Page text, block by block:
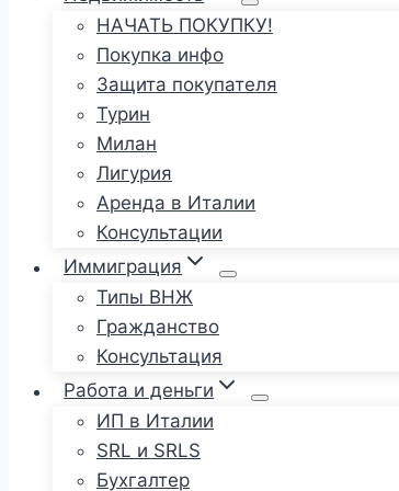
НАЧАТЬ ПОКУПКУ!
Покупка инфо
Защита покупателя
Турин
Милан
Лигурия
Аренда в Италии
Консультации
Иммиграция
Типы ВНЖ
Гражданство
Консультация
Работа и деньги
ИП в Италии
SRL и SRLS
Бухгалтер